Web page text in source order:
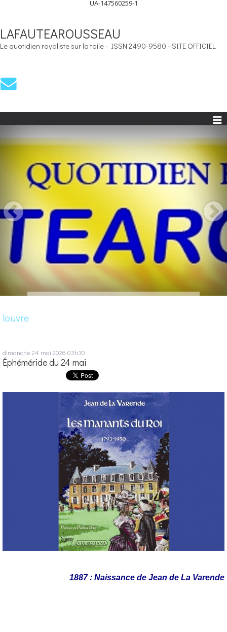
UA-147560259-1
LAFAUTEAROUSSEAU
Le quotidien royaliste sur la toile - ISSN 2490-9580 - SITE OFFICIEL
louvre
dimanche 24 mai 2026 03h30
Éphéméride du 24 mai
1887 : Naissance de Jean de La Varende